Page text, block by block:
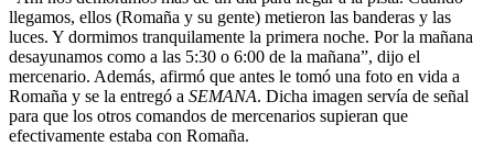
llegamos, ellos (Romaña y su gente) metieron las banderas y las
luces. Y dormimos tranquilamente la primera noche. Por la mañana
desayunamos como a las 5:30 o 6:00 de la mañana”, dijo el
mercenario. Además, afirmó que antes le tomó una foto en vida a
Romaña y se la entregó a SEMANA. Dicha imagen servía de señal
para que los otros comandos de mercenarios supieran que
efectivamente estaba con Romaña.